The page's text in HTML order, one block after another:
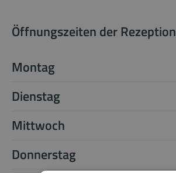
Öffnungszeiten der Rezeption
Montag
Dienstag
Mittwoch
Donnerstag